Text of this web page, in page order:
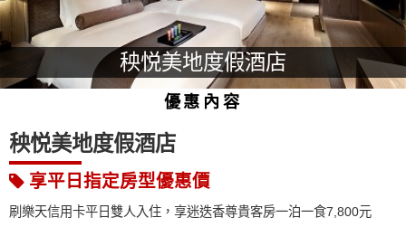
秧悦美地度假酒店
優惠內容
秧悦美地度假酒店
享平日指定房型優惠價
刷樂天信用卡平日雙人入住，享迷迭香尊貴客房一泊一食7,800元